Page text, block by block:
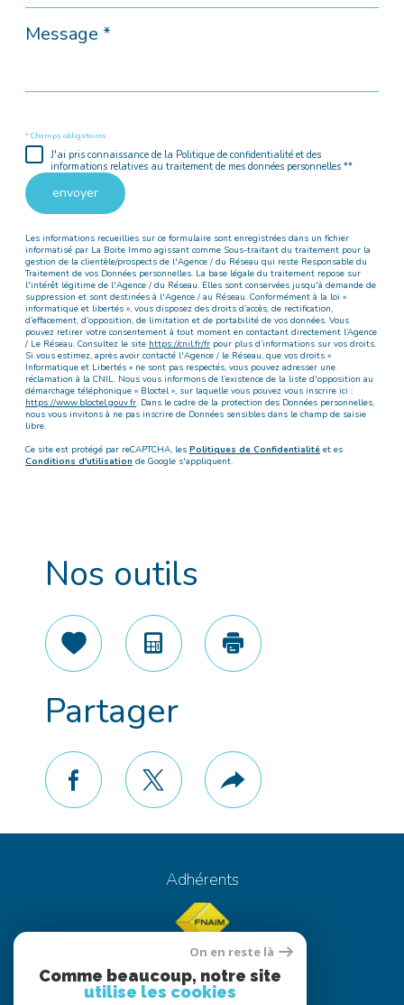
Message
* Champs obligatoires
J'ai pris connaissance de la Politique de confidentialité et des
informations relatives au traitement de mes données personnelles **
envoyer
Les informations recueillies sur ce formulaire sont enregistrées dans un fichier
informatisé par La Boite Immo agissant comme Sous-traitant du traitement pour la
gestion de la clientèle/prospects de l'Agence / du Réseau qui reste Responsable du
Traitement de vos Données personnelles. La base légale du traitement repose sur
l'intérêt légitime de l'Agence / du Réseau. Elles sont conservées jusqu'à demande de
suppression et sont destinées à l'Agence / au Réseau. Conformément à la loi «
informatique et libertés », vous disposez des droits d’accès, de rectification,
d’effacement, d’opposition, de limitation et de portabilité de vos données. Vous
pouvez retirer votre consentement à tout moment en contactant directement l’Agence
/ Le Réseau. Consultez le site https://cnil.fr/fr pour plus d’informations sur vos droits.
Si vous estimez, après avoir contacté l'Agence / le Réseau, que vos droits «
Informatique et Libertés » ne sont pas respectés, vous pouvez adresser une
réclamation à la CNIL. Nous vous informons de l’existence de la liste d'opposition au
démarchage téléphonique « Bloctel », sur laquelle vous pouvez vous inscrire ici :
https://www.bloctel.gouv.fr . Dans le cadre de la protection des Données personnelles,
nous vous invitons à ne pas inscrire de Données sensibles dans le champ de saisie
libre.
Ce site est protégé par reCAPTCHA, les Politiques de Confidentialité et es
Conditions d'utilisation de Google s'appliquent.
Nos outils
SélectionnerCalculatriceImprimer
Partager
facebooktwitter Plus
de
partage
Adhérents
On en reste là
Comme beaucoup, notre site
utilise les cookies